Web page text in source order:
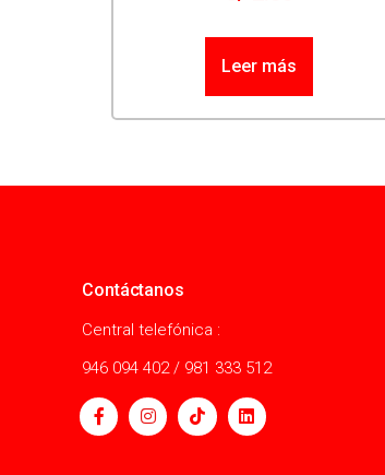
Leer más
Contáctanos
Central telefónica :
946 094 402 / 981 333 512